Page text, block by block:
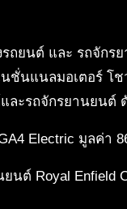
รถยนต์ และ รถจักร
นชั่นแนลมอเตอร์ โ
ละรถจักรยานยนต์
Electric มูลค่า
นต์ Royal Enfield